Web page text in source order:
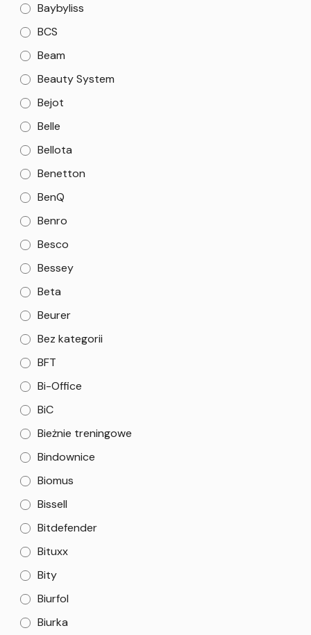
Baybyliss
BCS
Beam
Beauty System
Bejot
Belle
Bellota
Benetton
BenQ
Benro
Besco
Bessey
Beta
Beurer
Bez kategorii
BFT
Bi-Office
BiC
Bieżnie treningowe
Bindownice
Biomus
Bissell
Bitdefender
Bituxx
Bity
Biurfol
Biurka